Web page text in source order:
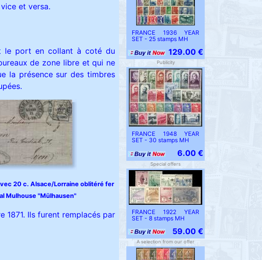
et versa.
le port en collant à coté du
de zone libre et qui ne
la présence sur des timbres
20 c. Alsace/Lorraine oblitéré fer
Mulhouse "Mülhausen"
1871. Ils furent remplacés par
FRANCE 1936 YEAR
SET - 25 stamps MH
129.00 €
Publicity
FRANCE 1948 YEAR
SET - 30 stamps MH
6.00 €
Special offers
FRANCE 1922 YEAR
SET - 8 stamps MH
59.00 €
A selection from our offer